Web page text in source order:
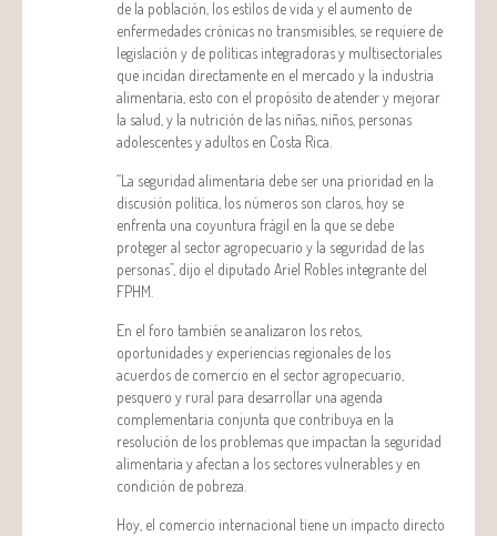
de la población, los estilos de vida y el aumento de
enfermedades crónicas no transmisibles, se requiere de
legislación y de políticas integradoras y multisectoriales
que incidan directamente en el mercado y la industria
alimentaria, esto con el propósito de atender y mejorar
la salud, y la nutrición de las niñas, niños, personas
adolescentes y adultos en Costa Rica.
“La seguridad alimentaria debe ser una prioridad en la
discusión política, los números son claros, hoy se
enfrenta una coyuntura frágil en la que se debe
proteger al sector agropecuario y la seguridad de las
personas”, dijo el diputado Ariel Robles integrante del
FPHM.
En el foro también se analizaron los retos,
oportunidades y experiencias regionales de los
acuerdos de comercio en el sector agropecuario,
pesquero y rural para desarrollar una agenda
complementaria conjunta que contribuya en la
resolución de los problemas que impactan la seguridad
alimentaria y afectan a los sectores vulnerables y en
condición de pobreza.
Hoy, el comercio internacional tiene un impacto directo